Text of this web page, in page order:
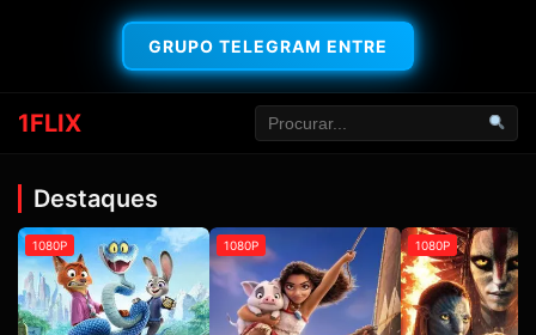
GRUPO TELEGRAM ENTRE
1FLIX
Destaques
1080P 1080P 1080P